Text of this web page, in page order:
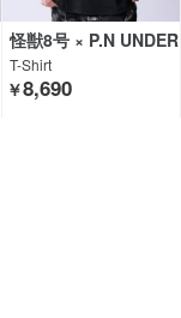
怪獣8号 × P.N UNDER
GROUND
T-Shirt
￥8,690